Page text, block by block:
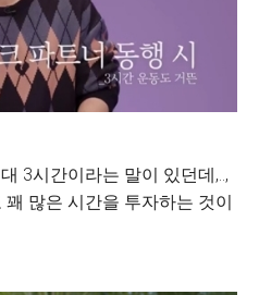
3시간이라는 말이 있던데,..,
많은 시간을 투자하는 것이